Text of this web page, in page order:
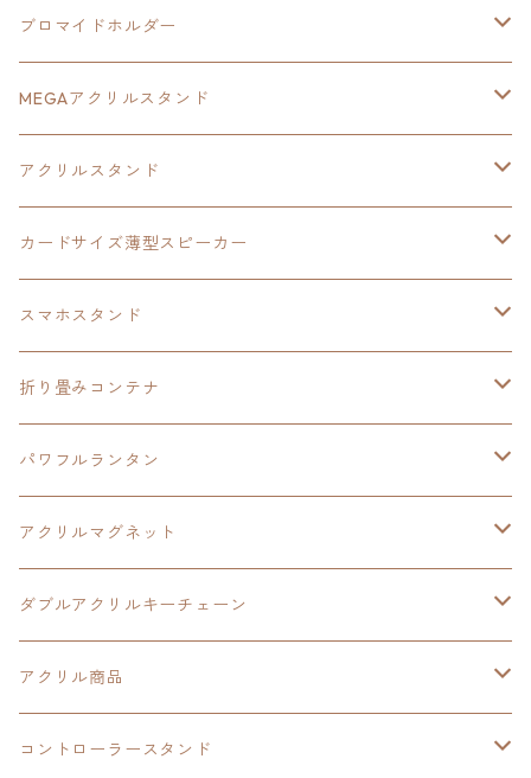
亰都ザナドゥ
王冠クリップ
イース
日本ファルコム40周年記念イラスト
黎の軌跡
イースⅧ
創の軌跡
HOT-SHOT
イースⅨ
閃の軌跡Ⅳ
黎の軌跡Ⅱ
碧の軌跡：改
閃の軌跡Ⅲ
ブロマイドホルダー
40周年記念
黎の軌跡
黎の軌跡Ⅱ
イースⅧ
軌跡シリーズ20周年記念
MEGAアクリルスタンド
黎の軌跡
アクリルスタンド
オーロラ
カードサイズ薄型スピーカー
黎の軌跡
40周年記念
スマホスタンド
ワイヤレス充電スマホスタンド
黎の軌跡
折り畳みコンテナ
黎の軌跡Ⅱ
イースⅧ
イースⅩ
創の軌跡
パワフルランタン
創の軌跡
アクリルマグネット
創の軌跡
界の軌跡
ダブルアクリルキーチェーン
創の軌跡
アクリル商品
LEDアクリルカード
コントローラースタンド